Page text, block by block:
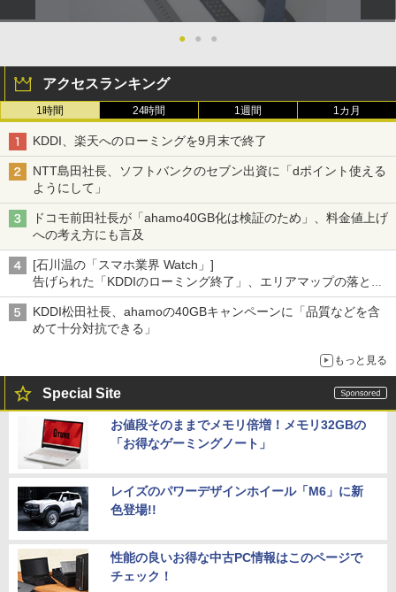
● ● ●
アクセスランキング
1時間 24時間 1週間 1カ月
KDDI、楽天へのローミングを9月末で終了
NTT島田社長、ソフトバンクのセブン出資に「dポイント使える
ようにして」
ドコモ前田社長が「ahamo40GB化は検証のため」、料金値上げ
への考え方にも言及
[石川温の「スマホ業界 Watch」]
告げられた「KDDIのローミング終了」、エリアマップの落とし
穴と楽天モバイルの課題
KDDI松田社長、ahamoの40GBキャンペーンに「品質などを含
めて十分対抗できる」
もっと見る
Special Site
お値段そのままでメモリ倍増！メモリ32GBの
「お得なゲーミングノート」
レイズのパワーデザインホイール「M6」に新
色登場!!
性能の良いお得な中古PC情報はこのページで
チェック！